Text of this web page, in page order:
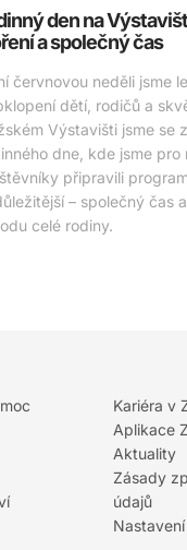
den na
a společný čas
červnovou neděli jsme
dětí, rodičů a
Výstavišti jsme se
dne, kde jsme pro
připravili
– společný čas
celé rodiny.
Kariéra v
Aplikace
Aktuality
Zásady
údajů